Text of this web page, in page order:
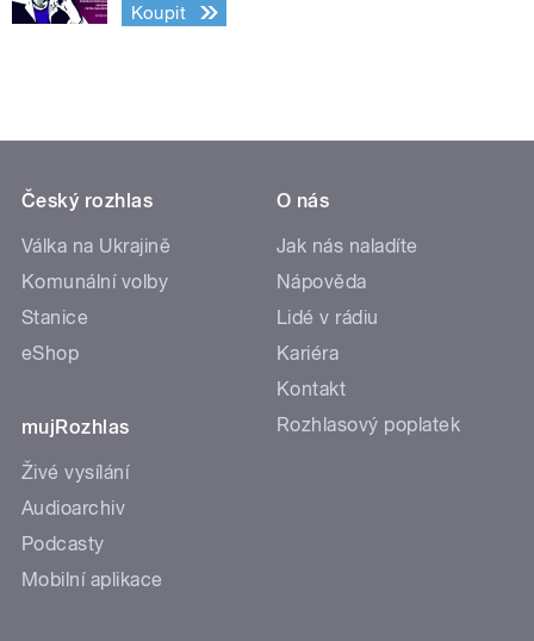
Koupit
Český rozhlas
Válka na Ukrajině
Komunální volby
Stanice
eShop
mujRozhlas
Živé vysílání
Audioarchiv
Podcasty
Mobilní aplikace
O nás
Jak nás naladíte
Nápověda
Lidé v rádiu
Kariéra
Kontakt
Rozhlasový poplatek